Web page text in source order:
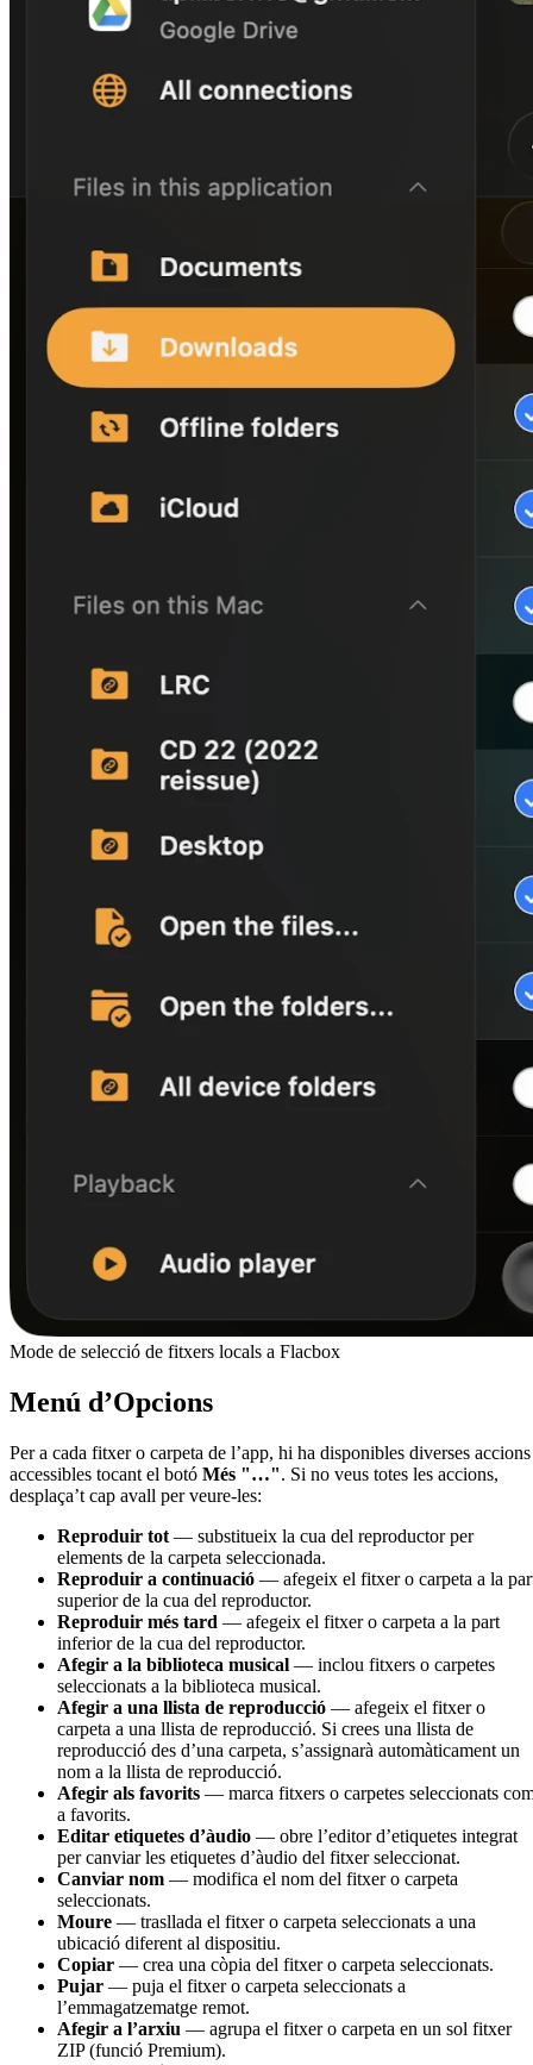
Mode de selecció de fitxers locals a Flacbox
Menú d’Opcions
Per a cada fitxer o carpeta de l’app, hi ha disponibles diverses accions
accessibles tocant el botó Més "…". Si no veus totes les accions,
desplaça’t cap avall per veure-les:
Reproduir tot — substitueix la cua del reproductor per
elements de la carpeta seleccionada.
Reproduir a continuació — afegeix el fitxer o carpeta a la
superior de la cua del reproductor.
Reproduir més tard — afegeix el fitxer o carpeta a la part
inferior de la cua del reproductor.
Afegir a la biblioteca musical — inclou fitxers o carpetes
seleccionats a la biblioteca musical.
Afegir a una llista de reproducció — afegeix el fitxer o
carpeta a una llista de reproducció. Si crees una llista de
reproducció des d’una carpeta, s’assignarà automàticament un
nom a la llista de reproducció.
Afegir als favorits — marca fitxers o carpetes seleccionats
a favorits.
Editar etiquetes d’àudio — obre l’editor d’etiquetes integrat
per canviar les etiquetes d’àudio del fitxer seleccionat.
Canviar nom — modifica el nom del fitxer o carpeta
seleccionats.
Moure — trasllada el fitxer o carpeta seleccionats a una
ubicació diferent al dispositiu.
Copiar — crea una còpia del fitxer o carpeta seleccionats.
Pujar — puja el fitxer o carpeta seleccionats a
l’emmagatzematge remot.
Afegir a l’arxiu — agrupa el fitxer o carpeta en un sol fitxer
ZIP (funció Premium).